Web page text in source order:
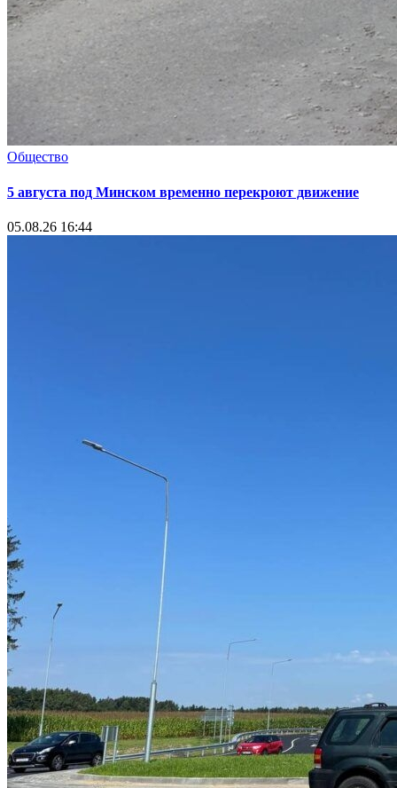
Общество
5 августа под Минском временно перекроют движение
05.08.26 16:44